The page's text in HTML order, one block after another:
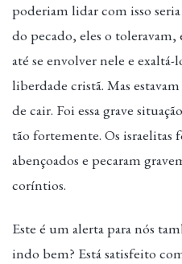
poderiam lidar com isso
do pecado, eles o
até se envolver nele e
liberdade cristã. Mas
de cair. Foi essa grave
tão fortemente. Os israelitas
abençoados e pecaram
coríntios.
Este é um alerta para nós
indo bem? Está satisfeito